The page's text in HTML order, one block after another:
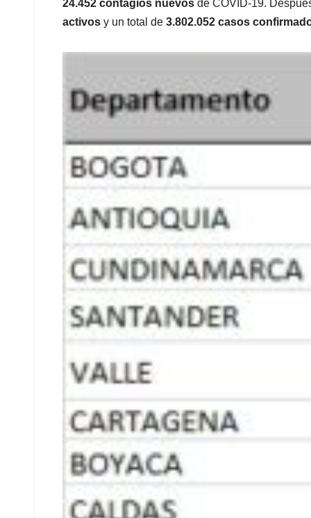
p
k
n
24.452 contagios nuevos de COVID-19.
activos y un total de 3.802.052 casos